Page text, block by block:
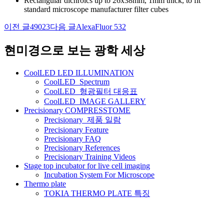
standard microscope manufacturer filter cubes
글
네
이전 글49023다음 글AlexaFluor 532
현미경으로 보는 광학 세상
CoolLED LED ILLUMINATION
CoolLED_Spectrum
CoolLED_형광필터 대응표
CoolLED_IMAGE GALLERY
Precisionary COMPRESSTOME
Precisionary_제품 일람
Precisionary Feature
Precisionary FAQ
Precisionary References
Precisionary Training Videos
Stage top incubator for live cell imaging
Incubation System For Microscope
Thermo plate
TOKIA THERMO PLATE 특징